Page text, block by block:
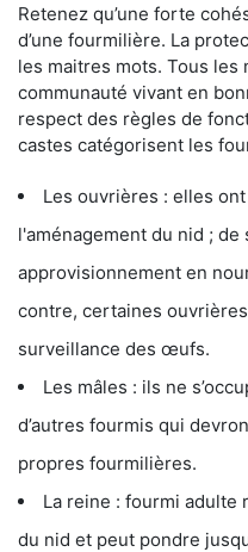
Retenez qu’une forte
d’une fourmilière. La
les maitres mots. Tous les
communauté vivant en
respect des règles de
castes catégorisent les
Les ouvrières : elles
l'aménagement du nid ; de
approvisionnement en
contre, certaines
surveillance des œufs.
Les mâles : ils ne
d’autres fourmis qui
propres fourmilières.
La reine : fourmi adulte
du nid et peut pondre